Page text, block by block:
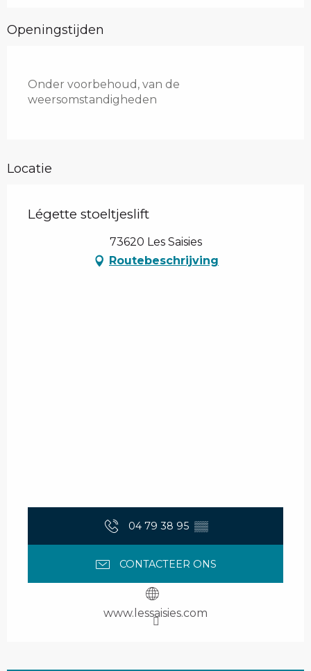
Openingstijden
Onder voorbehoud, van de
weersomstandigheden
Locatie
Légette stoeltjeslift
73620 Les Saisies
Routebeschrijving
04 79 38 95 ▒▒
CONTACTEER ONS
www.lessaisies.com